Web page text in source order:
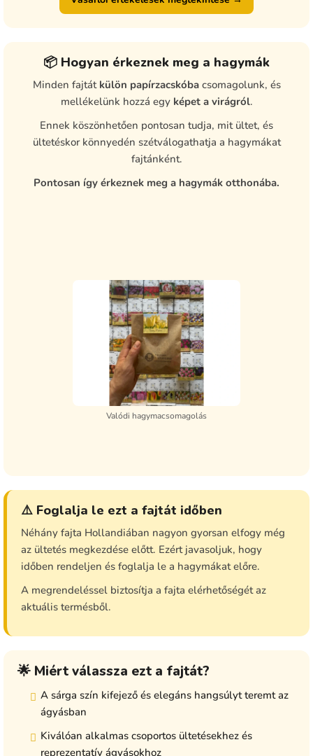
📦 Hogyan érkeznek meg a hagymák
Minden fajtát külön papírzacskóbacsomagolunk, és
mellékelünk hozzá egy képet a virágról.
Ennek köszönhetően pontosan tudja, mit ültet, és
ültetéskor könnyedén szétválogathatja a hagymákat
fajtánként.
Pontosan így érkeznek meg a hagymák otthonába.
Valódi hagymacsomagolás
⚠️ Foglalja le ezt a fajtát időben
Néhány fajta Hollandiában nagyon gyorsan elfogy még
az ültetés megkezdése előtt. Ezért javasoljuk, hogy
időben rendeljen és foglalja le a hagymákat előre.
A megrendeléssel biztosítja a fajta elérhetőségét az
aktuális termésből.
🌟 Miért válassza ezt a fajtát?
A sárga szín kifejező és elegáns hangsúlyt teremt az
ágyásban
Kiválóan alkalmas csoportos ültetésekhez és
reprezentatív ágyásokhoz